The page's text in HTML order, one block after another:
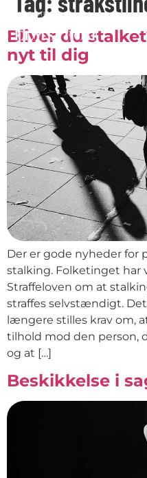
Bliver du
nyt til dig
Der er gode nyheder for
stalking. Folketinget
Straffeloven om at
straffes selvstændigt.
længere stilles krav om,
tilhold mod den person,
og at […]
Beskikkelse i